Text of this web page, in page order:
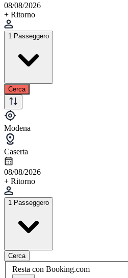
08/08/2026
+ Ritorno
1 Passeggero
Cerca
Modena
Caserta
08/08/2026
+ Ritorno
1 Passeggero
Cerca
Resta con Booking.com